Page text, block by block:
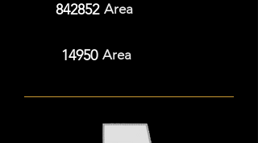
842852 Area
14950 Area